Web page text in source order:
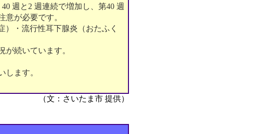
週と2 週連続で増加し、第40 週
意が必要です。
・流行性耳下腺炎（おたふく
が続いています。
します。
（文：さいたま市 提供）